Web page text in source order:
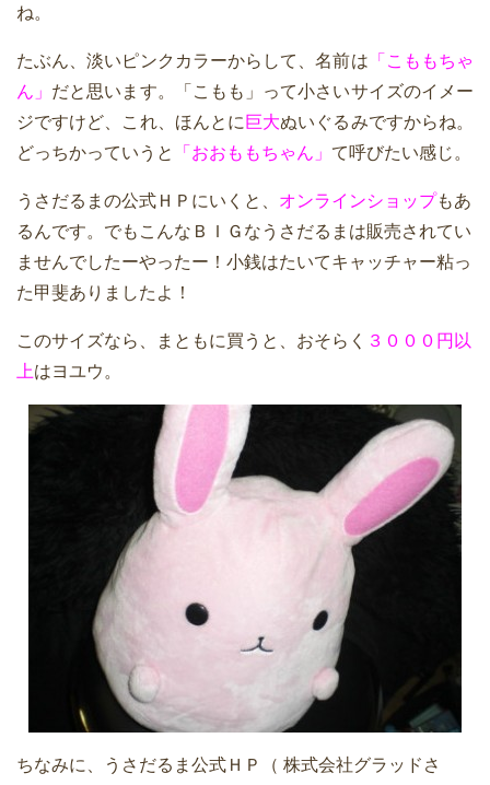
ね。
たぶん、淡いピンクカラーからして、名前は 「こももちゃ
ん」 だと思います。「こもも」って小さいサイズのイメー
ジですけど、これ、ほんとに 巨大ぬいぐるみですからね。
どっちかっていうと
「おおももちゃん」 て呼びたい感じ。
うさだるまの公式ＨＰにいくと、 オンラインショップもあ
るんです。でもこんなＢＩＧなうさだるまは販売されてい
ませんでしたーやったー！小銭はたいてキャッチャー粘っ
た甲斐ありましたよ！
このサイズなら、まともに買うと、おそらく ３０００円以
上はヨユウ。
ちなみに、うさだるま公式ＨＰ（ 株式会社グラッドさ